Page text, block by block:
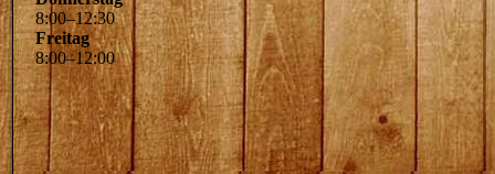
8:00–12:30
Freitag
8:00–12:00